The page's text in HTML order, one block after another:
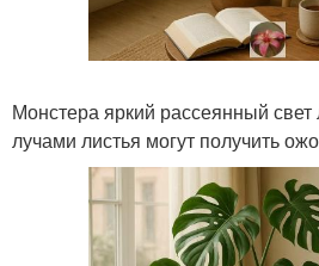
Монстера яркий рассеянный
лучами листья могут получить